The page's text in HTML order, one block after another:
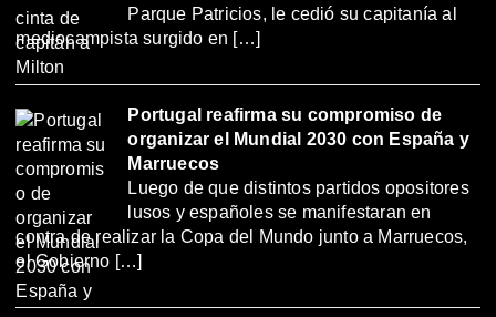
Parque Patricios, le cedió su capitanía al
mediocampista surgido en […]
Portugal reafirma su compromiso de
organizar el Mundial 2030 con España y
Marruecos
Luego de que distintos partidos opositores
lusos y españoles se manifestaran en
contra de realizar la Copa del Mundo junto a Marruecos,
el Gobierno […]